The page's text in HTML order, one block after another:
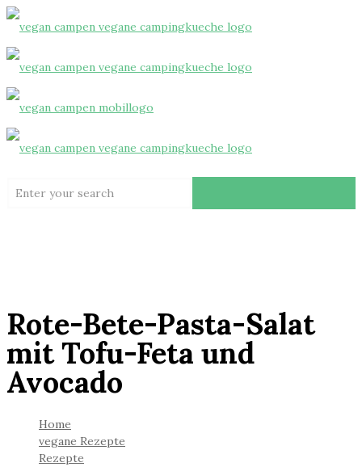
Rote-Bete-Pasta-Salat
mit Tofu-Feta und
Avocado
Home
vegane Rezepte
Rezepte